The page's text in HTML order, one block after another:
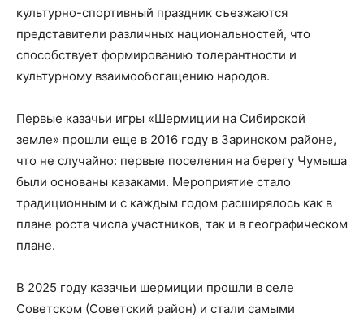
культурно-спортивный праздник съезжаются
представители различных национальностей, что
способствует формированию толерантности и
культурному взаимообогащению народов.
Первые казачьи игры «Шермиции на Сибирской
земле» прошли еще в 2016 году в Заринском районе,
что не случайно: первые поселения на берегу Чумыша
были основаны казаками. Мероприятие стало
традиционным и с каждым годом расширялось как в
плане роста числа участников, так и в географическом
плане.
В 2025 году казачьи шермиции прошли в селе
Советском (Советский район) и стали самыми